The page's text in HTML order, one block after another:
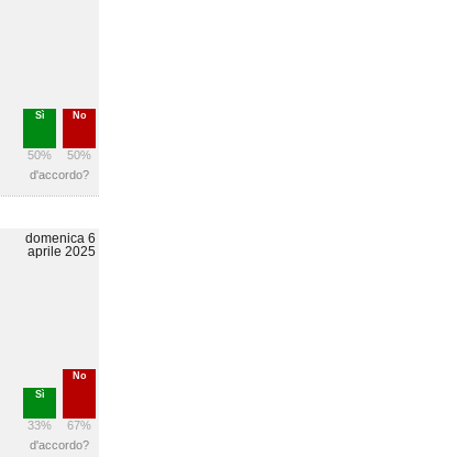
Sì
50%
No
50%
d'accordo?
domenica 6
aprile 2025
Sì
33%
No
67%
d'accordo?